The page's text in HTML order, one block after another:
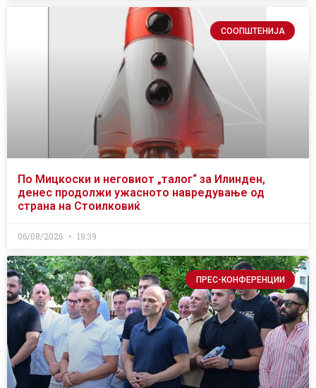
СООПШТЕНИЈА
По Мицкоски и неговиот „талог“ за Илинден,
денес продолжи ужасното навредување од
страна на Стоилковиќ
06/08/2026 19:39
ПРЕС-КОНФЕРЕНЦИИ